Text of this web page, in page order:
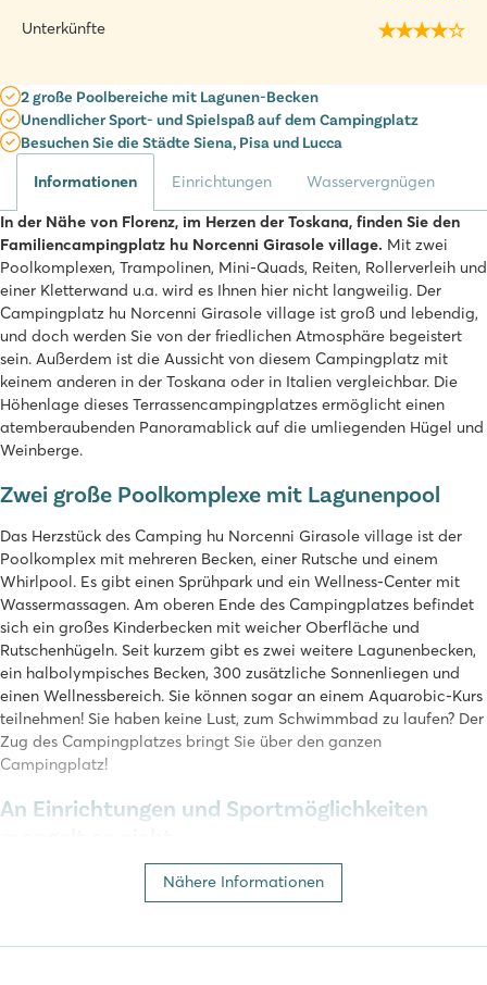
Unterkünfte
2 große Poolbereiche mit Lagunen-Becken
Unendlicher Sport- und Spielspaß auf dem Campingplatz
Besuchen Sie die Städte Siena, Pisa und Lucca
Informationen Einrichtungen Wasservergnügen
In der Nähe von Florenz, im Herzen der Toskana, finden Sie den
Familiencampingplatz hu Norcenni Girasole village. Mit zwei
Poolkomplexen, Trampolinen, Mini-Quads, Reiten, Rollerverleih und
einer Kletterwand u.a. wird es Ihnen hier nicht langweilig. Der
Campingplatz hu Norcenni Girasole village ist groß und lebendig,
und doch werden Sie von der friedlichen Atmosphäre begeistert
sein. Außerdem ist die Aussicht von diesem Campingplatz mit
keinem anderen in der Toskana oder in Italien vergleichbar. Die
Höhenlage dieses Terrassencampingplatzes ermöglicht einen
atemberaubenden Panoramablick auf die umliegenden Hügel und
Weinberge.
Zwei große Poolkomplexe mit Lagunenpool
Das Herzstück des Camping hu Norcenni Girasole village ist der
Poolkomplex mit mehreren Becken, einer Rutsche und einem
Whirlpool. Es gibt einen Sprühpark und ein Wellness-Center mit
Wassermassagen. Am oberen Ende des Campingplatzes befindet
sich ein großes Kinderbecken mit weicher Oberfläche und
Rutschenhügeln. Seit kurzem gibt es zwei weitere Lagunenbecken,
ein halbolympisches Becken, 300 zusätzliche Sonnenliegen und
einen Wellnessbereich. Sie können sogar an einem Aquarobic-Kurs
teilnehmen! Sie haben keine Lust, zum Schwimmbad zu laufen? Der
Zug des Campingplatzes bringt Sie über den ganzen
Campingplatz!
An Einrichtungen und Sportmöglichkeiten
Im hu Norcenni Girasole village wird es Ihnen an nichts fehlen!
Entspannen Sie sich im Wellness-Center des Campingplatzes und
totale Entspannung. Für Sportbegeisterte bietet der Campingplatz
Nähere Informationen